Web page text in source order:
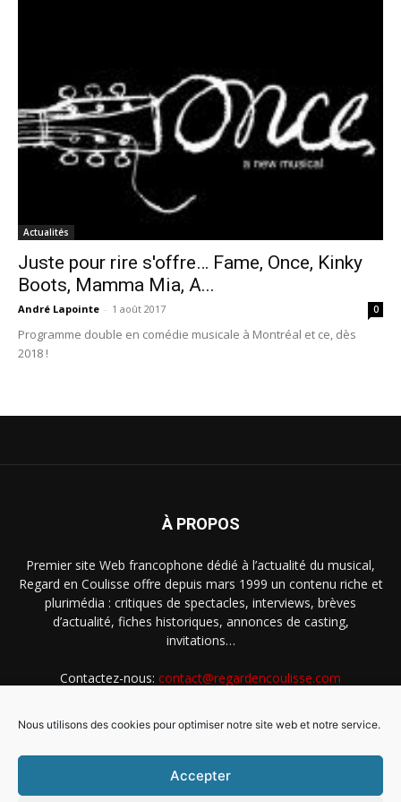
Nous utilisons des cookies pour optimiser notre site web et notre service.
Accepter
Actualités
Juste pour rire s'offre… Fame, Once, Kinky
Boots, Mamma Mia, A...
André Lapointe - 1 août 2017 0
Programme double en comédie musicale à Montréal et ce, dès
2018 !
À PROPOS
Premier site Web francophone dédié à l’actualité du musical,
Regard en Coulisse offre depuis mars 1999 un contenu riche et
plurimédia : critiques de spectacles, interviews, brèves
d’actualité, fiches historiques, annonces de casting,
invitations…
Contactez-nous: contact@regardencoulisse.com